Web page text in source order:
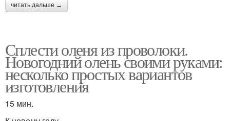
читать дальше →
Сплести оленя из проволоки.
Новогодний олень своими руками:
несколько простых вариантов
изготовления
15 мин.